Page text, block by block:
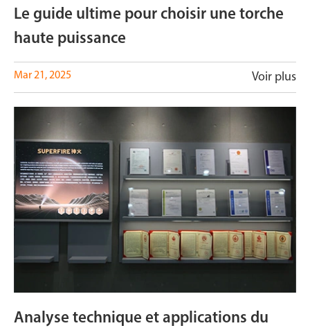
Le guide ultime pour choisir une torche
haute puissance
Mar 21, 2025 Voir plus
Analyse technique et applications du